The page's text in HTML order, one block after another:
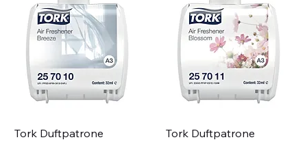
Tork Duftpatrone
Tork Duftpatrone